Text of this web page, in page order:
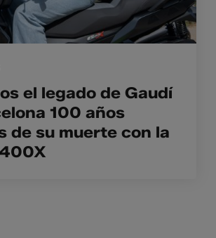
el legado de Gaudí
100 años
de su muerte con la